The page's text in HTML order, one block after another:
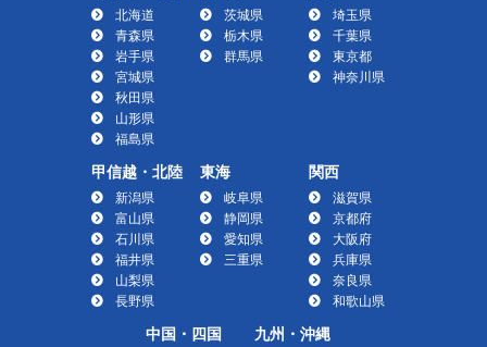
北海道
青森県
岩手県
宮城県
秋田県
山形県
福島県
茨城県
栃木県
群馬県
埼玉県
千葉県
東京都
神奈川県
甲信越・北陸
新潟県
富山県
石川県
福井県
山梨県
長野県
東海
岐阜県
静岡県
愛知県
三重県
関西
滋賀県
京都府
大阪府
兵庫県
奈良県
和歌山県
中国・四国 九州・沖縄